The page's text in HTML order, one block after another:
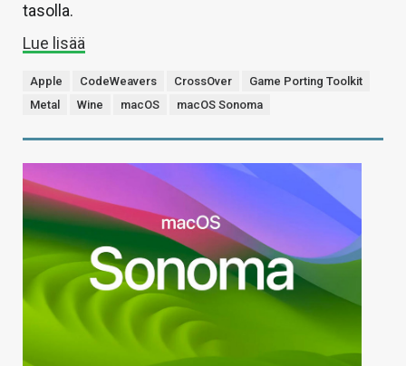
tasolla.
Lue lisää
Apple CodeWeavers CrossOver
Game Porting Toolkit
Metal
Wine macOS macOS Sonoma